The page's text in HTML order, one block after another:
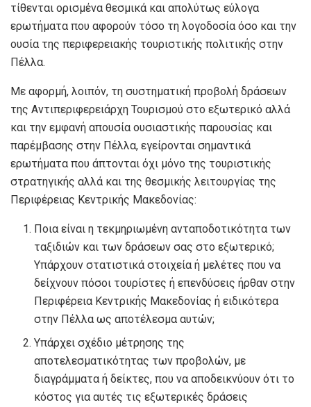
τίθενται ορισμένα θεσμικά και απολύτως εύλογα
ερωτήματα που αφορούν τόσο τη λογοδοσία όσο και την
ουσία της περιφερειακής τουριστικής πολιτικής στην
Πέλλα.
Με αφορμή, λοιπόν, τη συστηματική προβολή δράσεων
της Αντιπεριφερειάρχη Τουρισμού στο εξωτερικό αλλά
και την εμφανή απουσία ουσιαστικής παρουσίας και
παρέμβασης στην Πέλλα, εγείρονται σημαντικά
ερωτήματα που άπτονται όχι μόνο της τουριστικής
στρατηγικής αλλά και της θεσμικής λειτουργίας της
Περιφέρειας Κεντρικής Μακεδονίας:
Ποια είναι η τεκμηριωμένη ανταποδοτικότητα των
ταξιδιών και των δράσεων σας στο εξωτερικό;
Υπάρχουν στατιστικά στοιχεία ή μελέτες που να
δείχνουν πόσοι τουρίστες ή επενδύσεις ήρθαν στην
Περιφέρεια Κεντρικής Μακεδονίας ή ειδικότερα
στην Πέλλα ως αποτέλεσμα αυτών;
Υπάρχει σχέδιο μέτρησης της
αποτελεσματικότητας των προβολών, με
διαγράμματα ή δείκτες, που να αποδεικνύουν ότι το
κόστος για αυτές τις εξωτερικές δράσεις